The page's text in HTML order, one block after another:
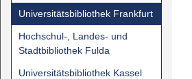
Universitätsbibliothek Frankfurt
Hochschul-, Landes- und
Stadtbibliothek Fulda
Universitätsbibliothek Kassel